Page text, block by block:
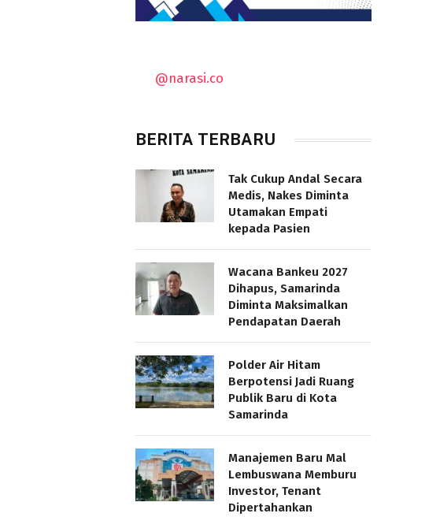
@narasi.co
BERITA TERBARU
Tak Cukup Andal Secara
Medis, Nakes Diminta
Utamakan Empati
kepada Pasien
Wacana Bankeu 2027
Dihapus, Samarinda
Diminta Maksimalkan
Pendapatan Daerah
Polder Air Hitam
Berpotensi Jadi Ruang
Publik Baru di Kota
Samarinda
Manajemen Baru Mal
Lembuswana Memburu
Investor, Tenant
Dipertahankan